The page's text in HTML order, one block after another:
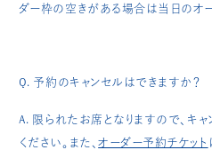
ダー枠の空きがある場合は当日のオ
Q. 予約のキャンセルはできますか？
A. 限られたお席となりますので、キ
ください。また、オーダー予約チケット